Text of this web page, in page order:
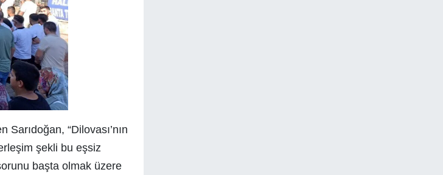
“Dilovası’nın
şekli bu eşsiz
başta olmak üzere